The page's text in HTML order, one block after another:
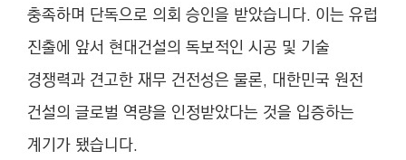
충족하며 단독으로 의회 승인을 받았습니다. 이는 유럽
진출에 앞서 현대건설의 독보적인 시공 및 기술
경쟁력과 견고한 재무 건전성은 물론, 대한민국 원전
건설의 글로벌 역량을 인정받았다는 것을 입증하는
계기가 됐습니다.